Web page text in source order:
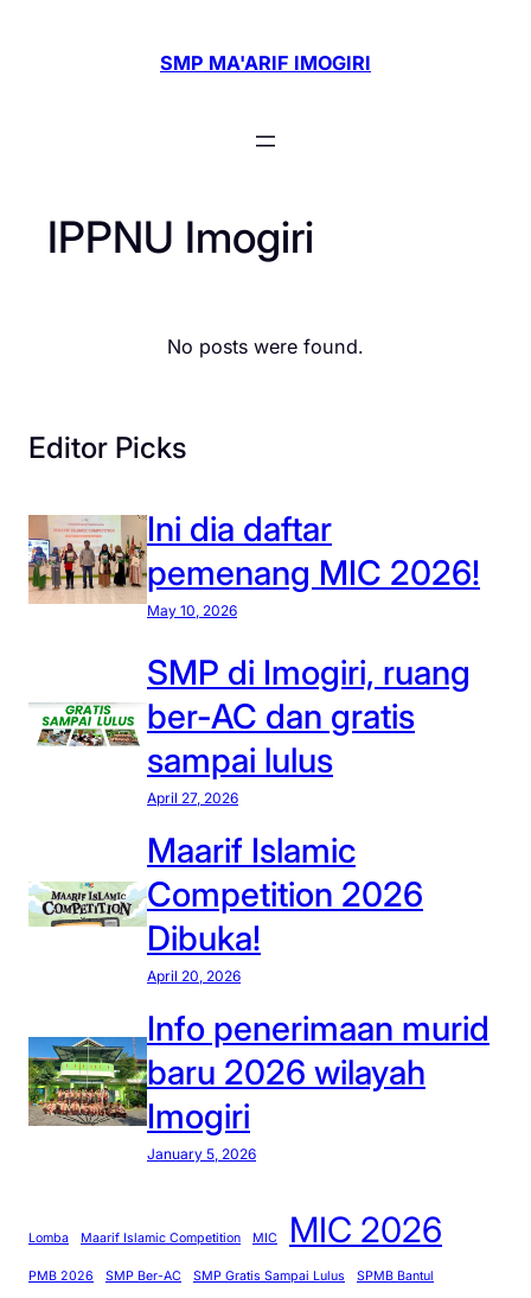
SMP MA'ARIF IMOGIRI
IPPNU Imogiri
No posts were found.
Editor Picks
Ini dia daftar
pemenang MIC 2026!
May 10, 2026
SMP di Imogiri, ruang
ber-AC dan gratis
sampai lulus
April 27, 2026
Maarif Islamic
Competition 2026
Dibuka!
April 20, 2026
Info penerimaan murid
baru 2026 wilayah
Imogiri
January 5, 2026
Lomba Maarif Islamic Competition MIC MIC 2026
PMB 2026 SMP Ber-AC SMP Gratis Sampai Lulus
SPMB Bantul